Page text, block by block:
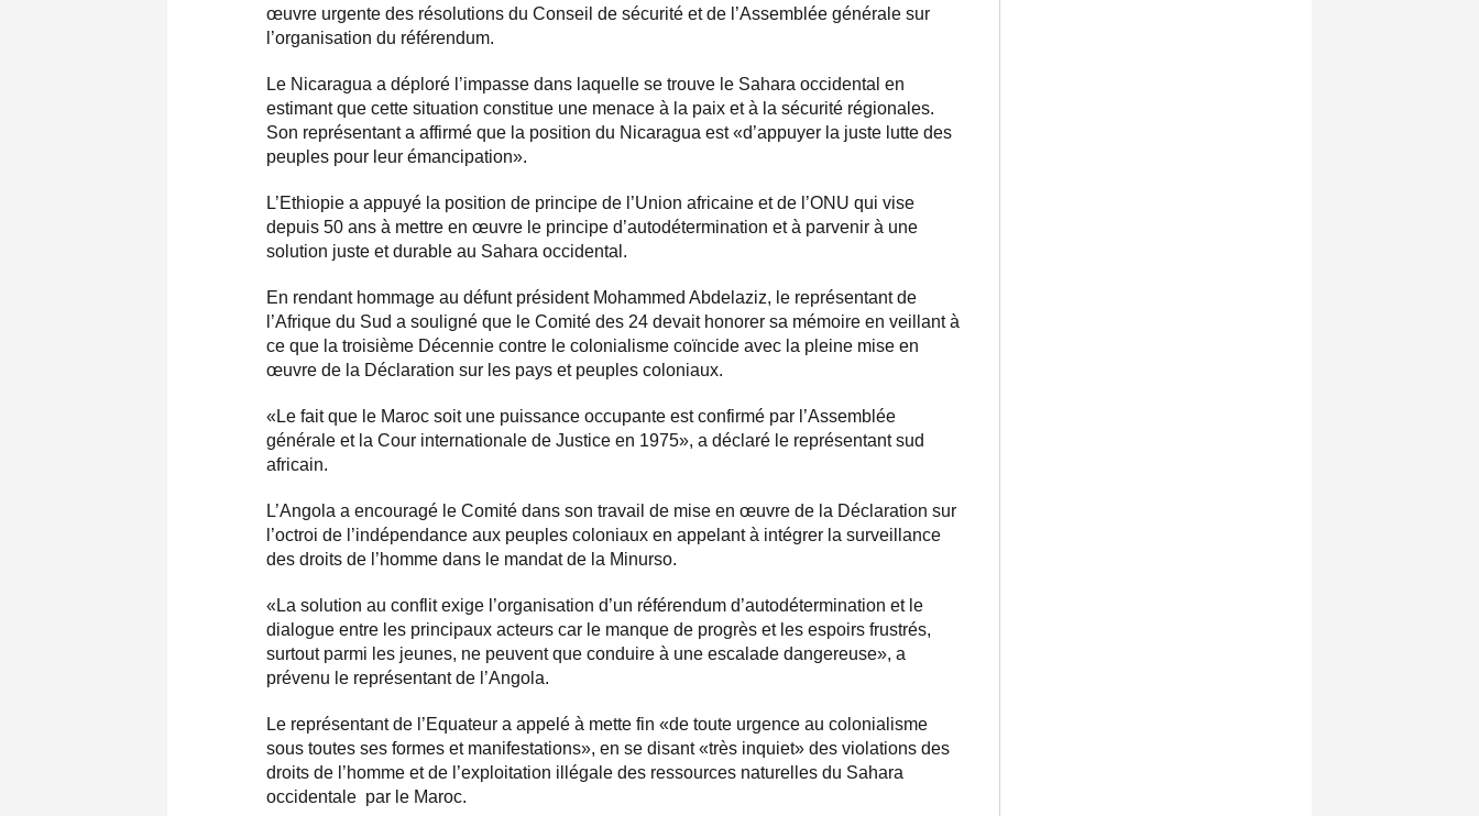
œuvre urgente des résolutions du Conseil de sécurité et de l’Assemblée générale sur
l’organisation du référendum.
Le Nicaragua a déploré l’impasse dans laquelle se trouve le Sahara occidental en
estimant que cette situation constitue une menace à la paix et à la sécurité régionales.
Son représentant a affirmé que la position du Nicaragua est «d’appuyer la juste lutte des
peuples pour leur émancipation».
L’Ethiopie a appuyé la position de principe de l’Union africaine et de l’ONU qui vise
depuis 50 ans à mettre en œuvre le principe d’autodétermination et à parvenir à une
solution juste et durable au Sahara occidental.
En rendant hommage au défunt président Mohammed Abdelaziz, le représentant de
l’Afrique du Sud a souligné que le Comité des 24 devait honorer sa mémoire en veillant à
ce que la troisième Décennie contre le colonialisme coïncide avec la pleine mise en
œuvre de la Déclaration sur les pays et peuples coloniaux.
«Le fait que le Maroc soit une puissance occupante est confirmé par l’Assemblée
générale et la Cour internationale de Justice en 1975», a déclaré le représentant sud
africain.
L’Angola a encouragé le Comité dans son travail de mise en œuvre de la Déclaration sur
l’octroi de l’indépendance aux peuples coloniaux en appelant à intégrer la surveillance
des droits de l’homme dans le mandat de la Minurso.
«La solution au conflit exige l’organisation d’un référendum d’autodétermination et le
dialogue entre les principaux acteurs car le manque de progrès et les espoirs frustrés,
surtout parmi les jeunes, ne peuvent que conduire à une escalade dangereuse», a
prévenu le représentant de l’Angola.
Le représentant de l’Equateur a appelé à mette fin «de toute urgence au colonialisme
sous toutes ses formes et manifestations», en se disant «très inquiet» des violations des
droits de l’homme et de l’exploitation illégale des ressources naturelles du Sahara
occidentale par le Maroc.